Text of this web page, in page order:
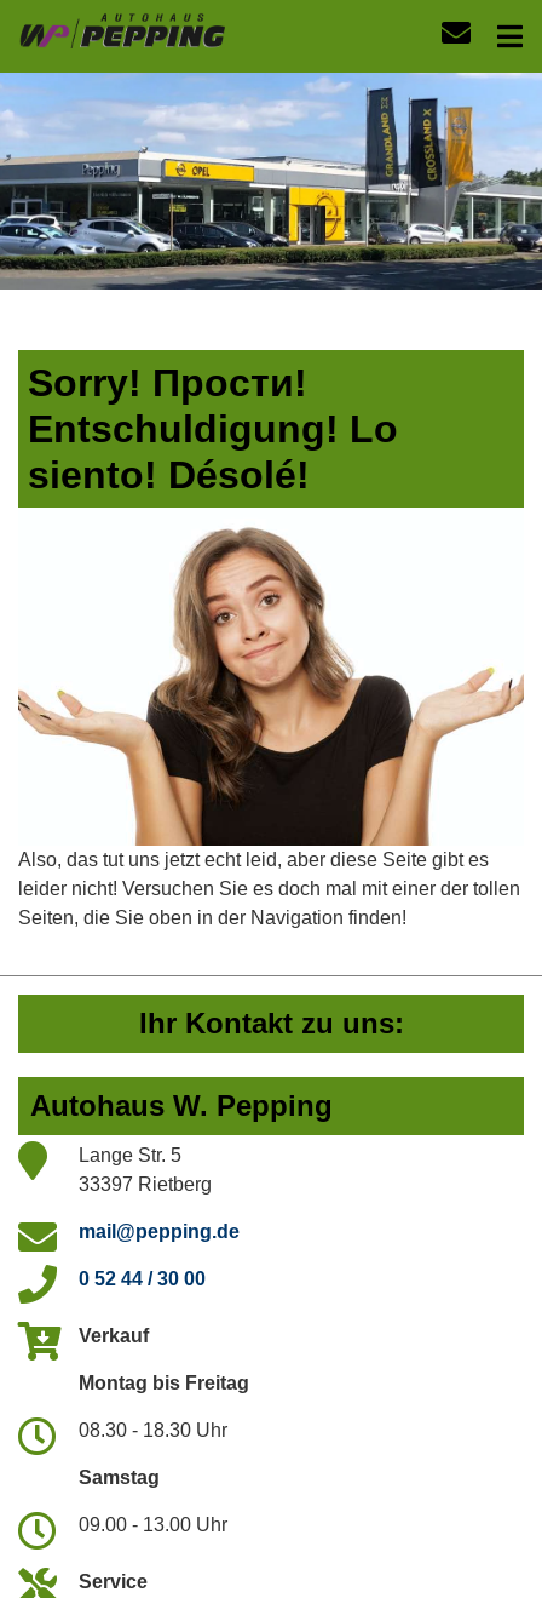
Sorry! Прости!
Entschuldigung! Lo
siento! Désolé!
Also, das tut uns jetzt echt leid, aber diese Seite gibt es
leider nicht! Versuchen Sie es doch mal mit einer der tollen
Seiten, die Sie oben in der Navigation finden!
Ihr Kontakt zu uns:
Autohaus W. Pepping
Lange Str. 5
33397 Rietberg
mail@pepping.de
0 52 44 / 30 00
Verkauf
Montag bis Freitag
08.30 - 18.30 Uhr
Samstag
09.00 - 13.00 Uhr
Service